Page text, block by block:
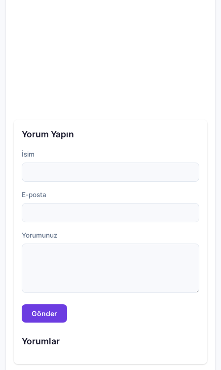
Yorum Yapın
İsim
E-posta
Yorumunuz
Gönder
Yorumlar